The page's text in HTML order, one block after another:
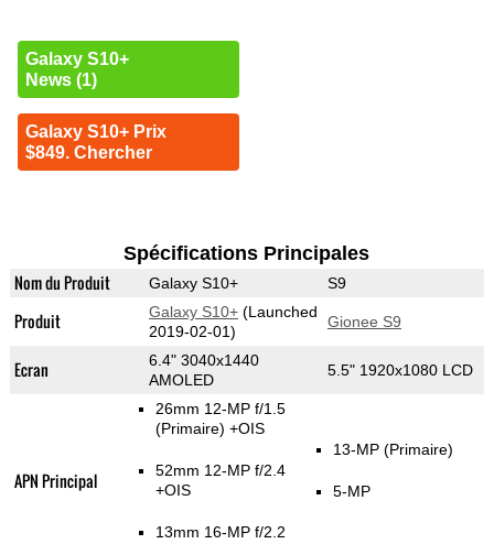
Galaxy S10+
News (1)
Galaxy S10+ Prix
$849. Chercher
Spécifications Principales
Nom du Produit Galaxy S10+ S9
Produit Galaxy S10+(Launched
2019-02-01)
Gionee S9
Ecran
6.4" 3040x1440
AMOLED
5.5" 1920x1080 LCD
APN Principal
26mm 12-MP f/1.5
(Primaire) +OIS
52mm 12-MP f/2.4
+OIS
13mm 16-MP f/2.2
13-MP(Primaire)
5-MP